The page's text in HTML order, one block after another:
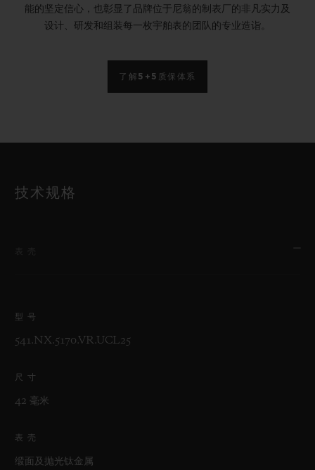
能的坚定信心，也彰显了品牌位于尼翁的制表厂的非凡实力及
设计、研发和组装每一枚宇舶表的团队的专业造诣。
了解5+5质保体系
技术规格
型号
541.NX.5170.VR.UCL25
尺寸
42 毫米
表壳
缎面及抛光钛金属